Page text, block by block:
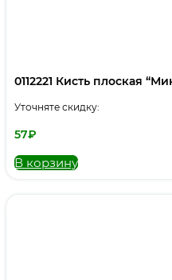
0112221 Кисть плоская
Уточняте скидку:
57₽
В корзину